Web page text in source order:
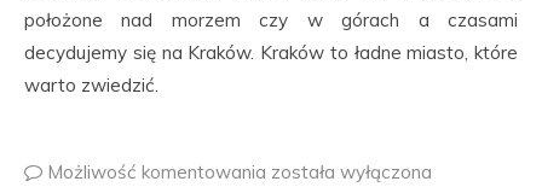
położone nad morzem czy w górach a czasami
decydujemy się na Kraków. Kraków to ładne miasto, które
warto zwiedzić.
Możliwość komentowania została wyłączona